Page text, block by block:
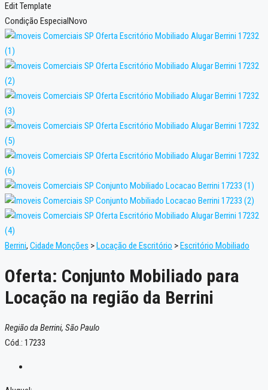
Edit Template
Condição EspecialNovo
Berrini, Cidade Monções >Locação de Escritório >Escritório Mobiliado
Oferta: Conjunto Mobiliado para
Locação na região da Berrini
Região da Berrini, São Paulo
Cód.: 17233